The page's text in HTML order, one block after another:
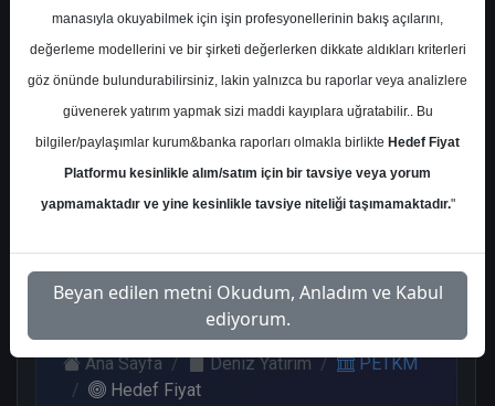
Kurum Sayısı
10
3 3
Paralel
Get.
1
Altı
Get.
1 2
Pazartesi, 05 Ocak 2026
Ana Sayfa Deniz Yatırım
PETKM
Hedef Fiyat
manasıyla okuyabilmek için işin profesyonellerinin bakış açılarını,
değerleme modellerini ve bir şirketi değerlerken dikkate aldıkları kriterleri
göz önünde bulundurabilirsiniz, lakin yalnızca bu raporlar veya analizlere
güvenerek yatırım yapmak sizi maddi kayıplara uğratabilir.. Bu
bilgiler/paylaşımlar kurum&banka raporları olmakla birlikte Hedef Fiyat
Platformu kesinlikle alım/satım için bir tavsiye veya yorum
yapmamaktadır ve yine kesinlikle tavsiye niteliği taşımamaktadır."
Beyan edilen metni Okudum, Anladım ve Kabul
ediyorum.